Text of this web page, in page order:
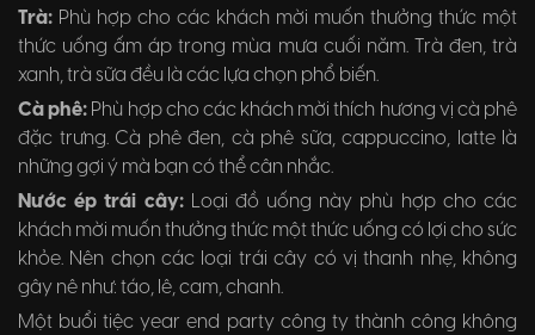
Trà: Phù hợp cho các khách mời muốn thưởng thức một
thức uống ấm áp trong mùa mưa cuối năm. Trà đen, trà
xanh, trà sữa đều là các lựa chọn phổ biến.
Cà phê: Phù hợp cho các khách mời thích hương vị cà phê
đặc trưng. Cà phê đen, cà phê sữa, cappuccino, latte là
những gợi ý mà bạn có thể cân nhắc.
Nước ép trái cây: Loại đồ uống này phù hợp cho các
khách mời muốn thưởng thức một thức uống có lợi cho sức
khỏe. Nên chọn các loại trái cây có vị thanh nhẹ, không
gây nê như: táo, lê, cam, chanh.
Một buổi tiệc year end party công ty thành công không